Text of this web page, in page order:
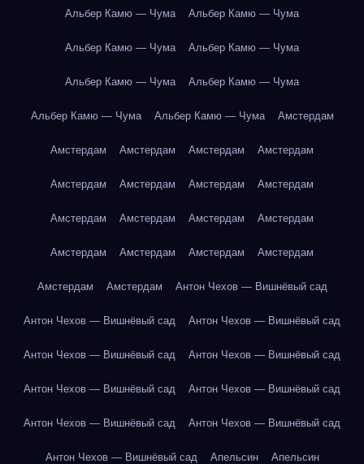
Альбер Камю — Чума Альбер Камю — Чума
Альбер Камю — Чума Альбер Камю — Чума
Альбер Камю — Чума Альбер Камю — Чума
Альбер Камю — Чума Альбер Камю — Чума Амстердам
Амстердам Амстердам Амстердам Амстердам
Амстердам Амстердам Амстердам Амстердам
Амстердам Амстердам Амстердам Амстердам
Амстердам Амстердам Амстердам Амстердам
Амстердам Амстердам Антон Чехов — Вишнёвый сад
Антон Чехов — Вишнёвый сад Антон Чехов — Вишнёвый сад
Антон Чехов — Вишнёвый сад Антон Чехов — Вишнёвый сад
Антон Чехов — Вишнёвый сад Антон Чехов — Вишнёвый сад
Антон Чехов — Вишнёвый сад Антон Чехов — Вишнёвый сад
Антон Чехов — Вишнёвый сад Апельсин Апельсин